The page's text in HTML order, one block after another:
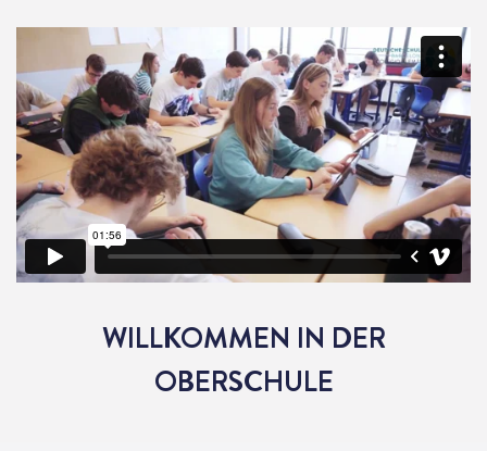
WILLKOMMEN IN DER
OBERSCHULE